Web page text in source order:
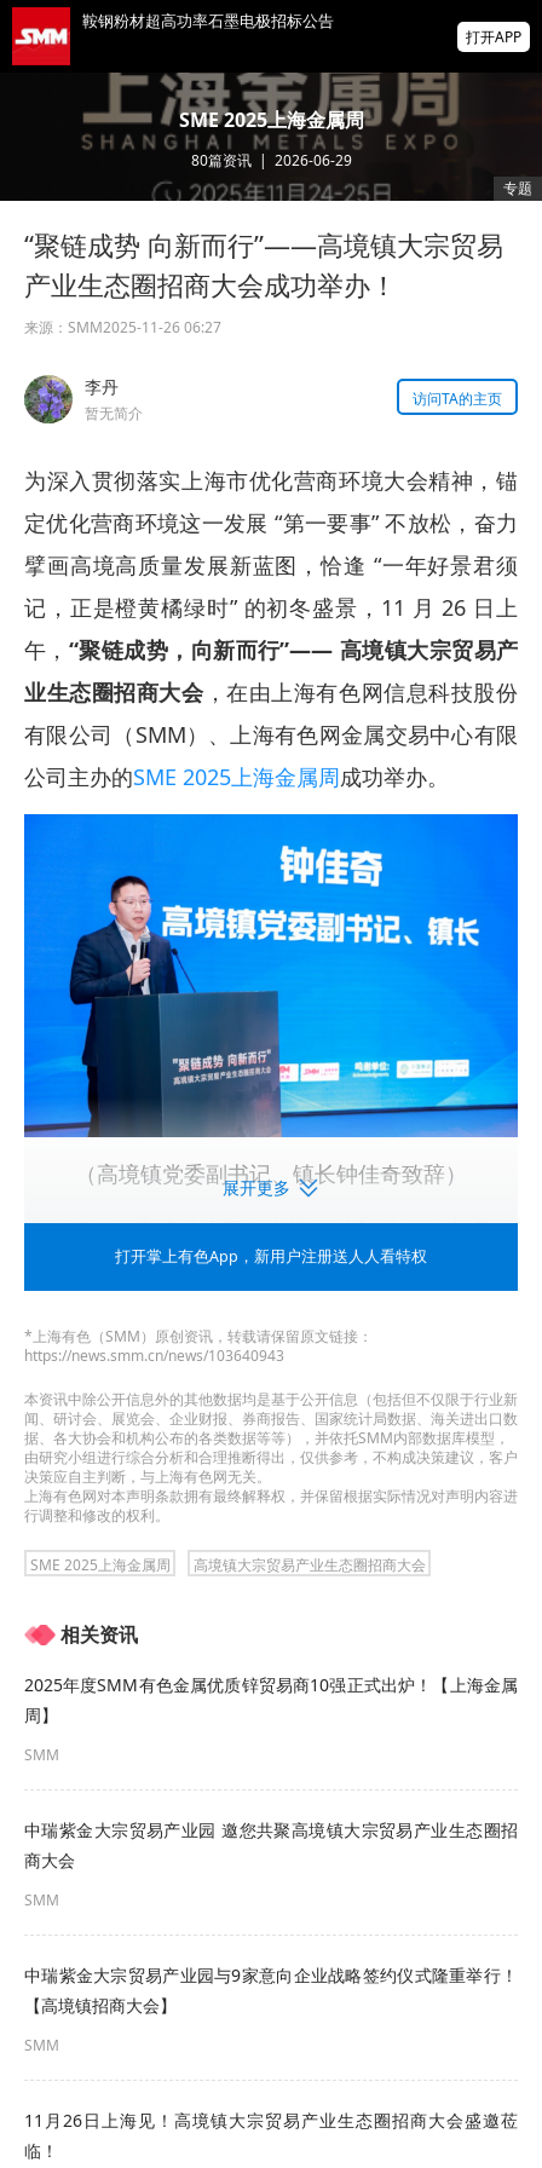
鞍钢粉材超高功率石墨电极招标公告
海关总署：1~7月铜材进口降6.2% 稀土进口
降5.5%铝材出口增16.7%
SMM：从扩张到重构——锌冶炼厂合金化转
型的机遇、困局与突围路径
掌上有色
为有色行业打造的神器
打开APP
SME 2025上海金属周
80篇资讯| 2026-06-29
专题
“聚链成势 向新而行”——高境镇大宗贸易
产业生态圈招商大会成功举办！
来源： SMM2025-11-26 06:27
李丹
暂无简介
访问TA的主页
为深入贯彻落实上海市优化营商环境大会精神，锚
定优化营商环境这一发展 “第一要事” 不放松，奋力
擘画高境高质量发展新蓝图，恰逢 “一年好景君须
记，正是橙黄橘绿时” 的初冬盛景，11 月 26 日上
午， “聚链成势，向新而行”—— 高境镇大宗贸易产
业生态圈招商大会，在由上海有色网信息科技股份
有限公司（SMM）、上海有色网金属交易中心有限
公司主办的SME 2025上海金属周成功举办。
（高境镇党委副书记、镇长钟佳奇致辞）
大会现场，高境镇党委副书记、镇长钟佳奇为“聚链
成势，向新而行”—— 高境镇大宗贸易产业生态圈招
期奋战在营商环境和投资促进工作一线的同志们致
以崇高的敬意，向一直以来关心、支持和参与高境
建设发展的企业家朋友和各界人士表示诚挚感谢。
他表示，高境始终是各类企业投资兴业的福地、宝
地、旺地；如今的高境，发展势头强劲、发展空间
广阔、精神状态昂扬，正处在厚积薄发、大有可为
怀。他向广大企业家朋友发出热切邀约：期待更多
企业融入高境创新发展大局，以硬核科技、前沿技
业、兴业的崭新篇章。
业战略机遇，将短距离物联网产业列为重点培育的
新质生产力增长极。如今，全球首个城域级短距离
物联网小镇已在高境扬帆启航，这既是高境镇落实
业升级注入了核心动能。未来高境镇将推动产业升
展开更多
打开掌上有色App ，新用户注册送人人看特权
*上海有色（SMM）原创资讯，转载请保留原文链接：
https://news.smm.cn/news/103640943
本资讯中除公开信息外的其他数据均是基于公开信息（包括但不仅限于行业新
闻、研讨会、展览会、企业财报、券商报告、国家统计局数据、海关进出口数
据、各大协会和机构公布的各类数据等等），并依托SMM内部数据库模型，
由研究小组进行综合分析和合理推断得出，仅供参考，不构成决策建议，客户
决策应自主判断，与上海有色网无关。
上海有色网对本声明条款拥有最终解释权，并保留根据实际情况对声明内容进
行调整和修改的权利。
SME 2025上海金属周 高境镇大宗贸易产业生态圈招商大会
相关资讯
2025年度SMM有色金属优质锌贸易商10强正式出炉！【上海金属
周】
SMM
中瑞紫金大宗贸易产业园 邀您共聚高境镇大宗贸易产业生态圈招
商大会
SMM
中瑞紫金大宗贸易产业园与9家意向企业战略签约仪式隆重举行！
【高境镇招商大会】
SMM
11月26日上海见！高境镇大宗贸易产业生态圈招商大会盛邀莅
临！